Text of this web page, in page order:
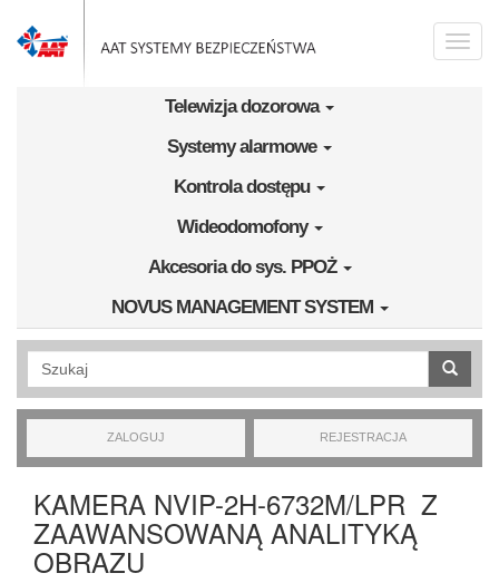
Toggle
Telewizja dozorowa
Systemy alarmowe
Kontrola dostępu
Wideodomofony
Akcesoria do sys. PPOŻ
NOVUS MANAGEMENT SYSTEM
Wyszukiwanie pełnotekstowe
ZALOGUJ REJESTRACJA
KAMERA NVIP-2H-6732M/LPR Z
ZAAWANSOWANĄ ANALITYKĄ
OBRAZU